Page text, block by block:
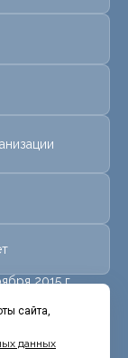
сайта,
данных
2015 г.
«МРТ Лидер»